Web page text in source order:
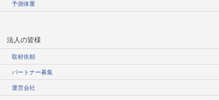
予測体重
法人の皆様
取材依頼
パートナー募集
運営会社